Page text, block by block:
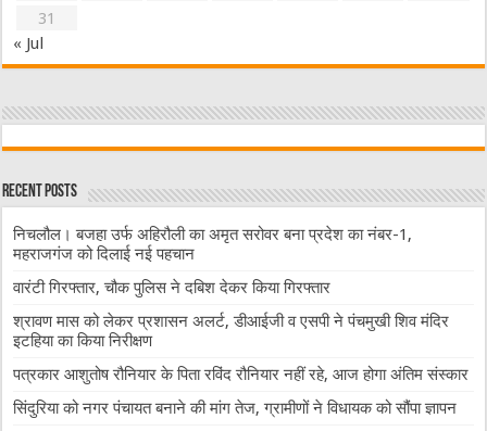
31
« Jul
Recent Posts
निचलौल। बजहा उर्फ अहिरौली का अमृत सरोवर बना प्रदेश का नंबर-1,
महराजगंज को दिलाई नई पहचान
वारंटी गिरफ्तार, चौक पुलिस ने दबिश देकर किया गिरफ्तार
श्रावण मास को लेकर प्रशासन अलर्ट, डीआईजी व एसपी ने पंचमुखी शिव मंदिर
इटहिया का किया निरीक्षण
पत्रकार आशुतोष रौनियार के पिता रविंद रौनियार नहीं रहे, आज होगा अंतिम संस्कार
सिंदुरिया को नगर पंचायत बनाने की मांग तेज, ग्रामीणों ने विधायक को सौंपा ज्ञापन